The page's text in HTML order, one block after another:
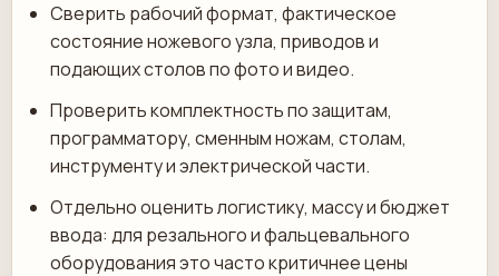
Сверить рабочий формат, фактическое
состояние ножевого узла, приводов и
подающих столов по фото и видео.
Проверить комплектность по защитам,
программатору, сменным ножам, столам,
инструменту и электрической части.
Отдельно оценить логистику, массу и бюджет
ввода: для резального и фальцевального
оборудования это часто критичнее цены